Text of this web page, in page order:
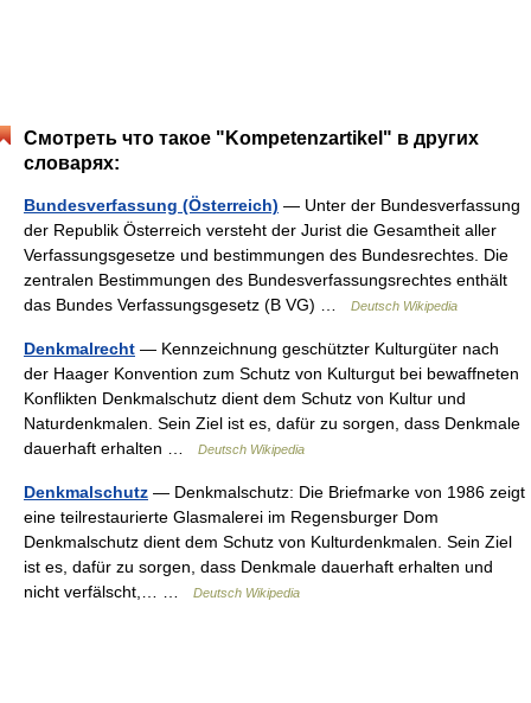
Смотреть что такое "Kompetenzartikel" в других
словарях:
Bundesverfassung (Österreich) — Unter der Bundesverfassung
der Republik Österreich versteht der Jurist die Gesamtheit aller
Verfassungsgesetze und bestimmungen des Bundesrechtes. Die
zentralen Bestimmungen des Bundesverfassungsrechtes enthält
das Bundes Verfassungsgesetz (B VG) …
Deutsch Wikipedia
Denkmalrecht — Kennzeichnung geschützter Kulturgüter nach
der Haager Konvention zum Schutz von Kulturgut bei bewaffneten
Konflikten Denkmalschutz dient dem Schutz von Kultur und
Naturdenkmalen. Sein Ziel ist es, dafür zu sorgen, dass Denkmale
dauerhaft erhalten …
Deutsch Wikipedia
Denkmalschutz — Denkmalschutz: Die Briefmarke von 1986 zeigt
eine teilrestaurierte Glasmalerei im Regensburger Dom
Denkmalschutz dient dem Schutz von Kulturdenkmalen. Sein Ziel
ist es, dafür zu sorgen, dass Denkmale dauerhaft erhalten und
nicht verfälscht,… …
Deutsch Wikipedia